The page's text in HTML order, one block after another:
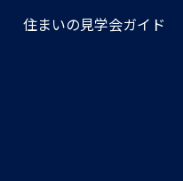
住まいの見学会ガイド